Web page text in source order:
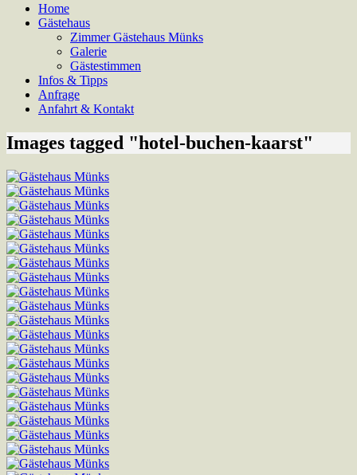
Home
Gästehaus
Zimmer Gästehaus Münks
Galerie
Gästestimmen
Infos & Tipps
Anfrage
Anfahrt & Kontakt
Images tagged "hotel-buchen-kaarst"